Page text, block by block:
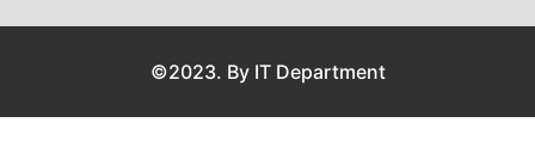
©2023. By IT Department